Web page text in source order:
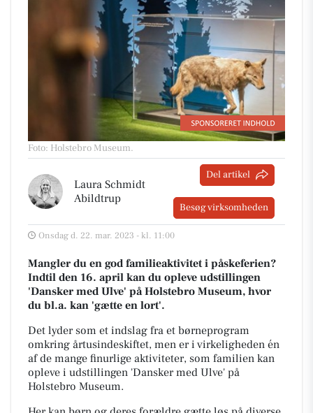
Foto: Holstebro Museum.
Laura Schmidt
Abildtrup
Del artikel
Besøg virksomheden
Onsdag d. 22. mar. 2023 - kl. 11:00
Mangler du en god familieaktivitet i påskeferien?
Indtil den 16. april kan du opleve udstillingen
'Dansker med Ulve' på Holstebro Museum, hvor
du bl.a. kan 'gætte en lort'.
Det lyder som et indslag fra et børneprogram
omkring årtusindeskiftet, men er i virkeligheden én
af de mange finurlige aktiviteter, som familien kan
opleve i udstillingen 'Dansker med Ulve' på
Holstebro Museum.